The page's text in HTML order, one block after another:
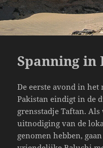
Spanning in
De eerste avond in
Pakistan eindigt in de
grensstadje Taftan.
uitnodiging van de
genomen hebben,